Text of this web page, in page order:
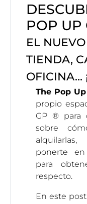
POP UP
EL
TIENDA,
OFICINA...
The Pop
propio
GP ®para
sobre
ponerte
para
respecto.
En este